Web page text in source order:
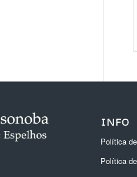
INFO
Política
Política